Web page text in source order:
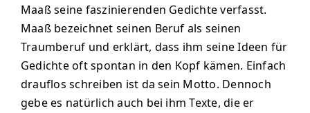
Maaß seine faszinierenden Gedichte verfasst.
Maaß bezeichnet seinen Beruf als seinen
Traumberuf und erklärt, dass ihm seine Ideen für
Gedichte oft spontan in den Kopf kämen. Einfach
drauflos schreiben ist da sein Motto. Dennoch
gebe es natürlich auch bei ihm Texte, die er